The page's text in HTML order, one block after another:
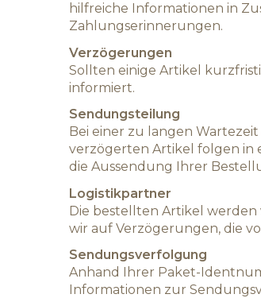
hilfreiche Informationen in
Zahlungserinnerungen.
Verzögerungen
Sollten einige Artikel
informiert.
Sendungsteilung
Bei einer zu langen
verzögerten Artikel folgen in
die Aussendung Ihrer
Logistikpartner
Die bestellten Artikel
wir auf Verzögerungen, die
Sendungsverfolgung
Anhand Ihrer Paket-
Informationen zur